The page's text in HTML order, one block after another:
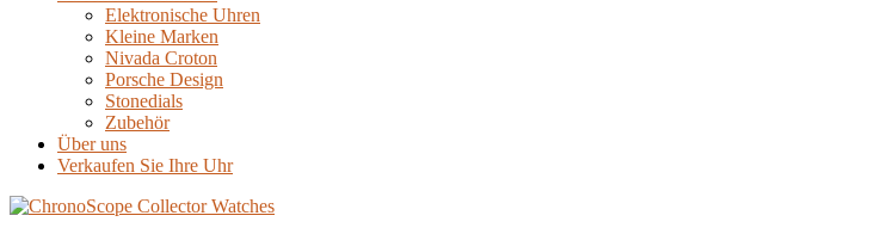
Elektronische Uhren
Kleine Marken
Nivada Croton
Porsche Design
Stonedials
Zubehör
Über uns
Verkaufen Sie Ihre Uhr